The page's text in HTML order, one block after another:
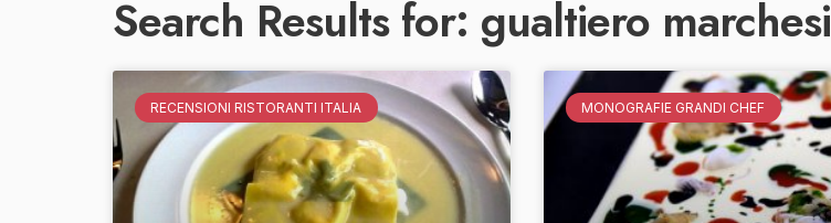
Search Results for: gualtiero marchesi
RECENSIONI RISTORANTI ITALIA MONOGRAFIE GRANDI CHEF